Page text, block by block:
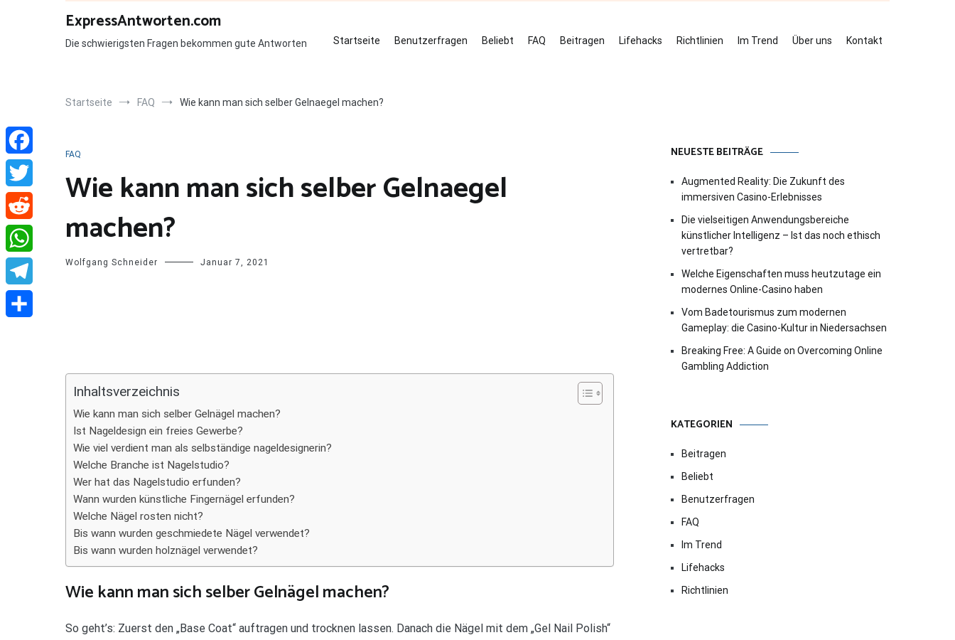
ExpressAntworten.com
Die schwierigsten Fragen bekommen gute Antworten Startseite Benutzerfragen Beliebt FAQ Beitragen Lifehacks Richtlinien Im Trend Über uns Kontakt
Startseite FAQ Wie kann man sich selber Gelnaegel machen?
FAQ
Wie kann man sich selber Gelnaegel
machen?
Wolfgang Schneider Januar 7, 2021
Inhaltsverzeichnis
Wie kann man sich selber Gelnägel machen?
Ist Nageldesign ein freies Gewerbe?
Wie viel verdient man als selbständige nageldesignerin?
Welche Branche ist Nagelstudio?
Wer hat das Nagelstudio erfunden?
Wann wurden künstliche Fingernägel erfunden?
Welche Nägel rosten nicht?
Bis wann wurden geschmiedete Nägel verwendet?
Bis wann wurden holznägel verwendet?
Wie kann man sich selber Gelnägel machen?
So geht’s: Zuerst den „Base Coat“ auftragen und trocknen lassen. Danach die Nägel mit dem „Gel Nail Polish“
NEUESTE BEITRÄGE
Augmented Reality: Die Zukunft des
immersiven Casino-Erlebnisses
Die vielseitigen Anwendungsbereiche
künstlicher Intelligenz – Ist das noch ethisch
vertretbar?
Welche Eigenschaften muss heutzutage ein
modernes Online-Casino haben
Vom Badetourismus zum modernen
Gameplay: die Casino-Kultur in Niedersachsen
Breaking Free: A Guide on Overcoming Online
Gambling Addiction
KATEGORIEN
Beitragen
Beliebt
Benutzerfragen
FAQ
Im Trend
Lifehacks
Richtlinien
Facebook
Twitter
Reddit
WhatsApp
Telegram